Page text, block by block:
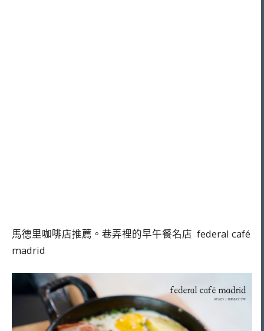
馬德里咖啡店推薦。巷弄裡的早午餐名店 federal café
madrid